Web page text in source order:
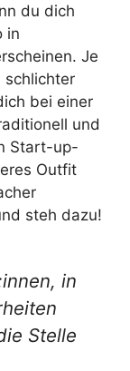
du dich
in
Je
schlichter
bei einer
und
Start-up-
Outfit
steh dazu!
in
Stelle